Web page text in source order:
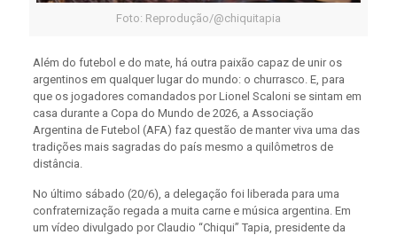
Foto: Reprodução/@chiquitapia
Além do futebol e do mate, há outra paixão capaz de unir os
argentinos em qualquer lugar do mundo: o churrasco. E, para
que os jogadores comandados por Lionel Scaloni se sintam em
casa durante a Copa do Mundo de 2026, a Associação
Argentina de Futebol (AFA) faz questão de manter viva uma das
tradições mais sagradas do país mesmo a quilômetros de
distância.
No último sábado (20/6), a delegação foi liberada para uma
confraternização regada a muita carne e música argentina. Em
um vídeo divulgado por Claudio “Chiqui” Tapia, presidente da